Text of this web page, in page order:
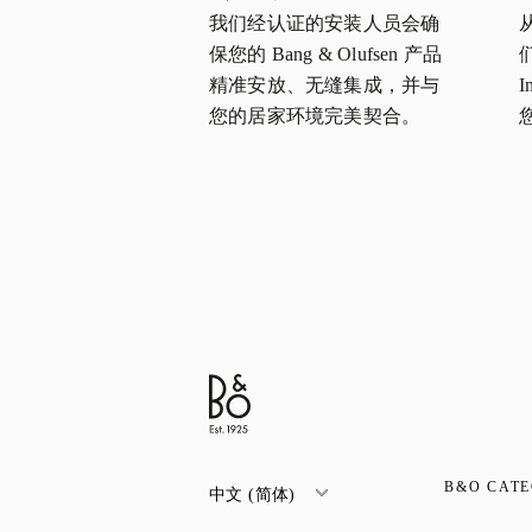
我们经认证的安装人员会确
保您的 Bang & Olufsen 产品
精准安放、无缝集成，并与
您的居家环境完美契合。
中文 (简体) B&O